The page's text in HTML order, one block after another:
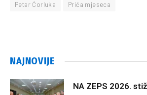
Petar Ćorluka Priča mjeseca
NAJNOVIJE
NA ZEPS 2026.